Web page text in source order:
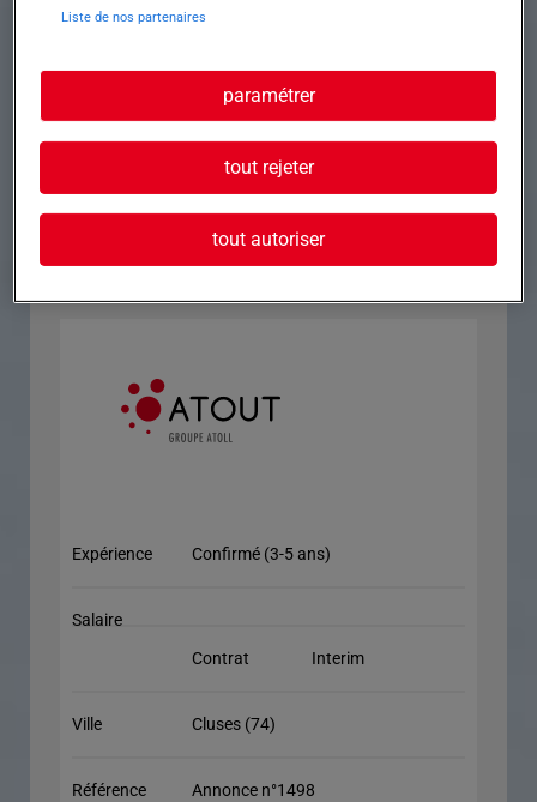
Profil recherché
- Expérience en industrie souhaitée
GUILD/MORIDEIKI/SHUTT/TORNOS SAS
Expérience Confirmé (3-5 ans)
Salaire
Contrat
Interim
Ville Cluses (74)
Référence Annonce n°1498
Liste de nos partenaires
paramétrer
tout rejeter
tout autoriser